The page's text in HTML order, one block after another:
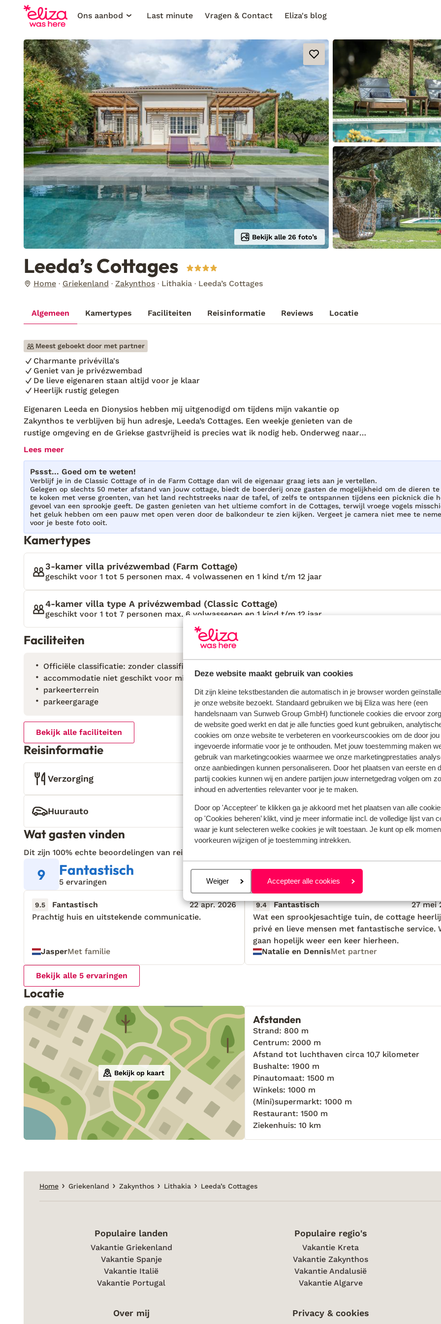
Deze website maakt gebruik van cookies
Dit zijn kleine tekstbestanden die automatisch in je browser worden
je onze website bezoekt. Standaard gebruiken we bij Eliza was here (een
handelsnaam van Sunweb Group GmbH) functionele cookies die ervoor
de website goed werkt en dat je alle functies goed kunt gebruiken,
cookies om onze website te verbeteren en voorkeurscookies om de door jou
ingevoerde informatie voor je te onthouden. Met jouw toestemming maken
gebruik van marketingcookies waarmee we onze marketingprestaties
onze aanbiedingen kunnen personaliseren. Door het plaatsen van eerste en
partij cookies kunnen wij en andere partijen jouw internetgedrag volgen om
inhoud en advertenties relevanter voor je te maken.
Door op 'Accepteer' te klikken ga je akkoord met het plaatsen van alle
op 'Cookies beheren’ klikt, vind je meer informatie incl. de volledige lijst van
waar je kunt selecteren welke cookies je wilt toestaan. Je kunt op elk
voorkeuren wijzigen of je toestemming intrekken.
Beheren
Weiger Accepteer alle cookies
Ons aanbod
Last minute Vragen & Contact Eliza's blog
Bekijk alle 26 foto’s
Leeda’s Cottages
Home Griekenland Zakynthos Lithakia Leeda’s Cottages
Algemeen Kamertypes Faciliteiten Reisinformatie Reviews Locatie
Meest geboekt door met partner
Charmante privévilla's
Geniet van je privézwembad
De lieve eigenaren staan altijd voor je klaar
Heerlijk rustig gelegen
Eigenaren Leeda en Dionysios hebben mij uitgenodigd om tijdens mijn vakantie op
Zakynthos te verblijven bij hun adresje, Leeda’s Cottages. Een weekje genieten van de
rustige omgeving en de Griekse gastvrijheid is precies wat ik nodig heb. Onderweg naar
Leeda’s Cottages geniet ik van de velden vol olijfbomen en kleine Griekse dorpjes. Op het
“Welkom, Eliza! Ik ben blij je weer te zien!” roept Dionysios. Dionysios geeft mij een warm
welkom en een Griekse kus op mijn wang. Samen lopen Dionysios en ik door de tuinen die
ons leiden naar de villa’s. Deze heeft Dionysios gebouwd van stenen die hij zelf heeft
verzameld uit de omgeving. Dionysios vertelt mij dat hij dit unieke plekje heeft vernoemd
naar zijn lieve dochter, Leeda. Onderweg komen we langs de boerderij van Leeda en
Dionysios waar ze verschillende producten kweken. Aangekomen bij één van de villa’s word
ik verwelkomd door Leeda. Met veel enthousiasme laat ze de villa zien waar ik deze week
zal verblijven. De houten balken in het plafond stralen een traditionele sfeer uit. De
badkamer is modern ingericht door de strakke muren en grijze tinten. Door de openslaande
deuren loop ik zo het terras op. Zodra ik het ruime privézwembad zie liggen in mijn eigen
tuin, voel ik me een enorme geluksvogel. Hier kan ik genieten van alle rust en me laten
verwennen door de gastvrijheid van Leeda en Dionysios. Naast het zwembad staan twee
heerlijke ligbedden waar ik deze middag heerlijk kan relaxen met mijn favoriete boek. Ik
weet wat ik zo ga doen….
Lees meer
Pssst... Goed om te weten!
Verblijf je in de Classic Cottage of in de Farm Cottage dan wil de eigenaar graag iets aan je vertellen.
Gelegen op slechts 50 meter afstand van jouw cottage, biedt de boerderij onze gasten de mogelijkheid om de dieren te
te koken met verse groenten, van het land rechtstreeks naar de tafel, of zelfs te ontspannen tijdens een picknick die
gevoel van een sprookje geeft. De gasten genieten van het ultieme comfort in de Cottages, terwijl vroege vogels
het geluk hebben om een ​​pauw met open veren door de balkondeur te zien kijken. Vergeet je camera niet mee te
voor je beste foto ooit.
Kamertypes
3-kamer villa privézwembad (Farm Cottage)
geschikt voor 1 tot 5 personen max. 4 volwassenen en 1 kind t/m 12 jaar
4-kamer villa type A privézwembad (Classic Cottage)
geschikt voor 1 tot 7 personen max. 6 volwassenen en 1 kind t/m 12 jaar
Faciliteiten
Officiële classificatie: zonder classificatie
accommodatie niet geschikt voor mindervaliden
parkeerterrein
parkeergarage
bedlinnen inclusief
handdoeken inclusief
schoonmaak kamer
Bekijk alle faciliteiten
Reisinformatie
Verzorging
Huurauto
Wat gasten vinden
Dit zijn 100% echte beoordelingen van reizigers die jou voorgingen.
9 Fantastisch
5 ervaringen Meest geboekt door met
9.5 Fantastisch
22 apr. 2026
Prachtig huis en uitstekende communicatie.
Prachtig huis en uitstekende communicatie.
JasperMet familie
9.4 Fantastisch
27 mei
Wat een sprookjesachtige tuin, de cottage
privé en lieve mensen met fantastische service.
gaan hopelijk weer een keer hierheen.
Wat een sprookjesachtige tuin, de cottage
privé en lieve mensen met fantastische service.
gaan hopelijk weer een keer hierheen.
Natalie en DennisMet partner
Bekijk alle 5 ervaringen
Locatie
Bekijk op kaart
Afstanden
Strand: 800 m
Centrum: 2000 m
Afstand tot luchthaven circa 10,7 kilometer
Bushalte: 1900 m
Pinautomaat: 1500 m
Winkels: 1000 m
(Mini)supermarkt: 1000 m
Restaurant: 1500 m
Ziekenhuis: 10 km
Home Griekenland Zakynthos Lithakia Leeda’s Cottages
Populaire landen
Vakantie Griekenland
Vakantie Spanje
Vakantie Italië
Vakantie Portugal
Populaire regio's
Vakantie Kreta
Vakantie Zakynthos
Vakantie Andalusië
Vakantie Algarve
Over mij Privacy & cookies